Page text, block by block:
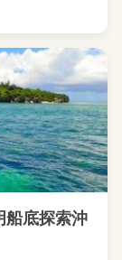
船底探索沖